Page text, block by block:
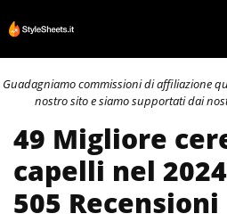
al
contenuto
Guadagniamo commissioni di affiliazione
nostro sito e siamo supportati dai
49 Migliore
capelli nel
505 Recensioni